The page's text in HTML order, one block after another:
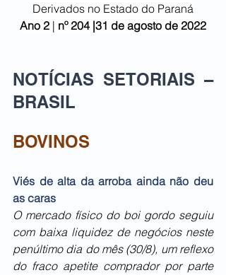
Derivados no Estado do Paraná
Ano 2 | nº 204 |31 de agosto de 2022
NOTÍCIAS SETORIAIS –
BRASIL
BOVINOS
Viés de alta da arroba ainda não deu
as caras
O mercado físico do boi gordo seguiu
com baixa liquidez de negócios neste
penúltimo dia do mês (30/8), um reflexo
do fraco apetite comprador por parte